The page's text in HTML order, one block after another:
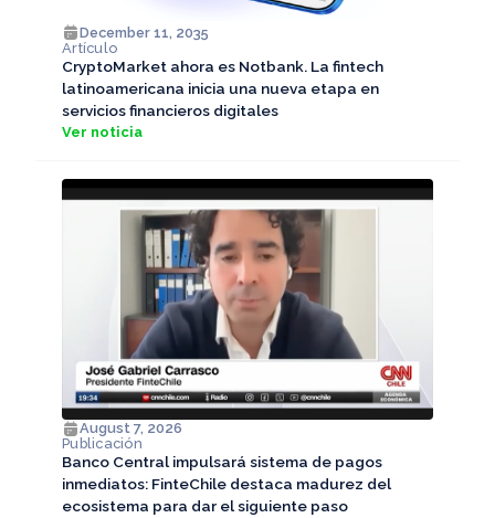
December 11, 2035
Artículo
CryptoMarket ahora es Notbank. La fintech
latinoamericana inicia una nueva etapa en
servicios financieros digitales
Ver noticia
August 7, 2026
Publicación
Banco Central impulsará sistema de pagos
inmediatos: FinteChile destaca madurez del
ecosistema para dar el siguiente paso